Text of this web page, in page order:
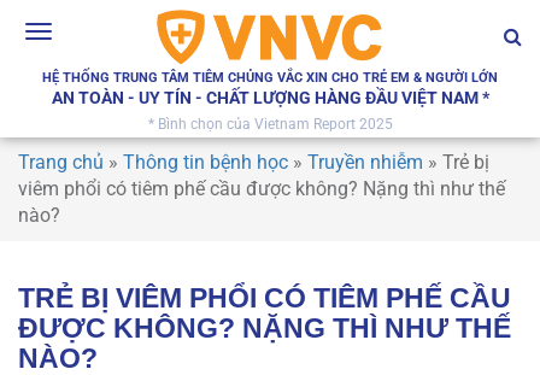
Toggle
HỆ THỐNG TRUNG TÂM TIÊM CHỦNG VẮC XIN CHO TRẺ EM & NGƯỜI LỚN
AN TOÀN - UY TÍN - CHẤT LƯỢNG HÀNG ĐẦU VIỆT NAM *
* Bình chọn của Vietnam Report 2025
Trang chủ » Thông tin bệnh học » Truyền nhiễm » Trẻ bị
viêm phổi có tiêm phế cầu được không? Nặng thì như thế
nào?
TRẺ BỊ VIÊM PHỔI CÓ TIÊM PHẾ CẦU
ĐƯỢC KHÔNG? NẶNG THÌ NHƯ THẾ
NÀO?